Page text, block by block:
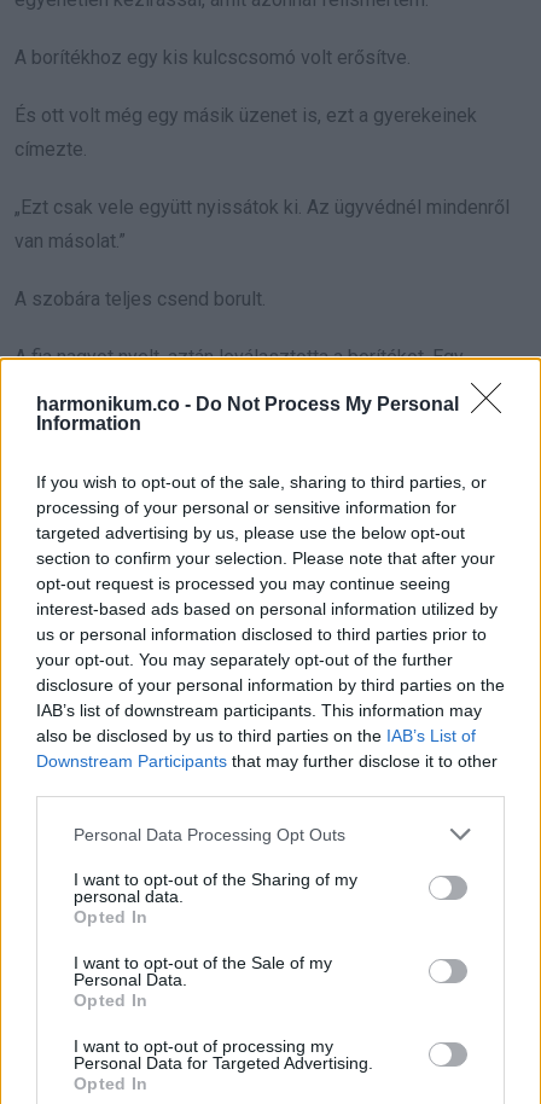
harmonikum.co - Do Not Process My Personal
Information
If you wish to opt-out of the sale, sharing to third parties, or
processing of your personal or sensitive information for
targeted advertising by us, please use the below opt-out
section to confirm your selection. Please note that after your
opt-out request is processed you may continue seeing
interest-based ads based on personal information utilized by
us or personal information disclosed to third parties prior to
your opt-out. You may separately opt-out of the further
disclosure of your personal information by third parties on the
IAB’s list of downstream participants. This information may
also be disclosed by us to third parties on the IAB’s List of
Downstream Participants that may further disclose it to other
Please note that this website/app uses one or more Google
not limited to your visit or usage behaviour. You may click to
grant or deny consent to Google and its third-party tags to
use your data for below specified purposes in below Google
consent section.
Personal Data Processing Opt Outs
I want to opt-out of the Sharing of my
personal data.
Opted In
I want to opt-out of the Sale of my
Personal Data.
Opted In
I want to opt-out of processing my
Personal Data for Targeted Advertising.
Opted In
A borítékhoz egy kis kulcscsomó volt erősítve.
És ott volt még egy másik üzenet is, ezt a gyerekeinek
címezte.
„Ezt csak vele együtt nyissátok ki. Az ügyvédnél mindenről
van másolat.”
A szobára teljes csend borult.
A fia nagyot nyelt, aztán leválasztotta a borítékot. Egy
másodpercig csak nézte, mintha attól tartana, hogy amit
benne talál, mindent megváltoztat.
Végül nekem nyújtotta.
„Nyissa ki” mondta halkan.
Remegő kézzel bontottam fel.
Belül egy összehajtott levél volt, és még egy kulcs.
Lassan olvastam a sorokat. Mindegyik mélyebbre ment az
előzőnél.
maradt, amikor az éjszakák túl hosszúvá váltak. Akkor is
maradt, amikor más nem maradt volna. A tóparti faház az
öné. Már az ön nevére került. Nem vehetik el.”
Felnéztem, de nem jött ki hang a torkomon.